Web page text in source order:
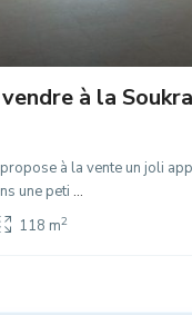
à la Soukra
à la vente un joli
une peti ...
118 m2